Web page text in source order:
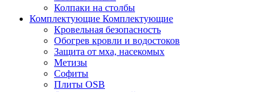
Колпаки на столбы
Комплектующие Комплектующие
Кровельная безопасность
Обогрев кровли и водостоков
Защита от мха, насекомых
Метизы
Софиты
Плиты OSB